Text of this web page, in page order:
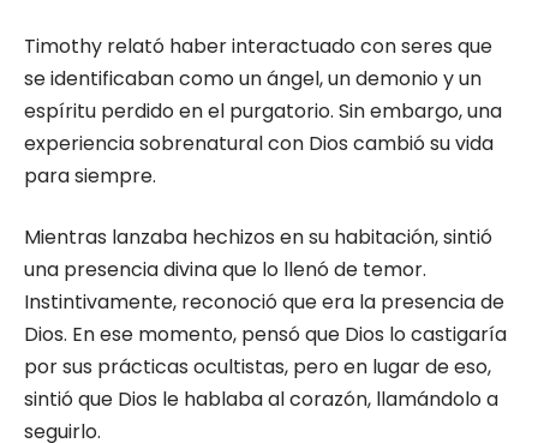
Timothy relató haber interactuado con seres que
se identificaban como un ángel, un demonio y un
espíritu perdido en el purgatorio. Sin embargo, una
experiencia sobrenatural con Dios cambió su vida
para siempre.
Mientras lanzaba hechizos en su habitación, sintió
una presencia divina que lo llenó de temor.
Instintivamente, reconoció que era la presencia de
Dios. En ese momento, pensó que Dios lo castigaría
por sus prácticas ocultistas, pero en lugar de eso,
sintió que Dios le hablaba al corazón, llamándolo a
seguirlo.